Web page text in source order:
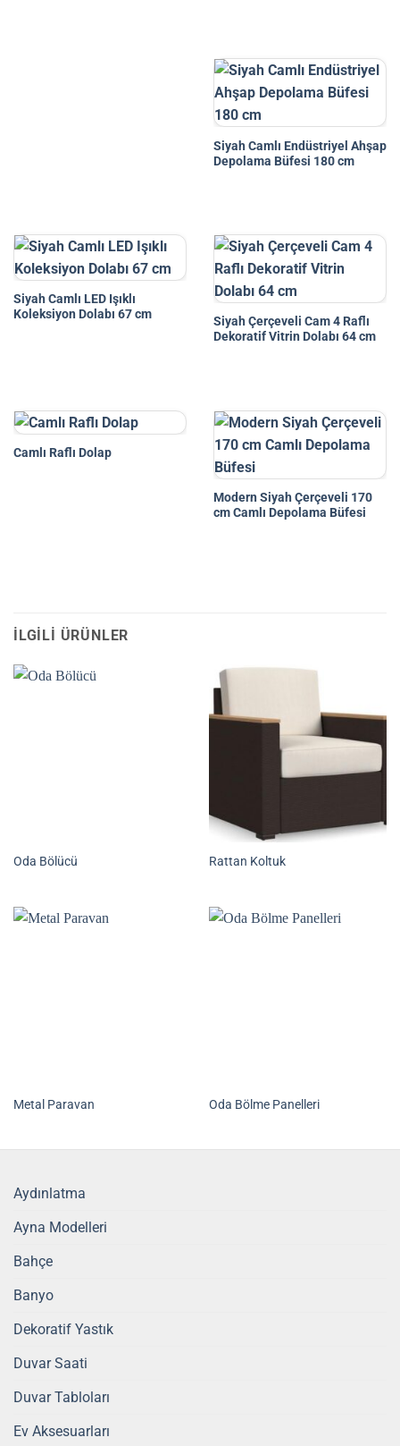
Siyah Camlı Endüstriyel Ahşap
Depolama Büfesi 180 cm
Siyah Camlı LED Işıklı
Koleksiyon Dolabı 67 cm
Siyah Çerçeveli Cam 4 Raflı
Dekoratif Vitrin Dolabı 64 cm
Camlı Raflı Dolap
Modern Siyah Çerçeveli 170
cm Camlı Depolama Büfesi
İLGILI ÜRÜNLER
Oda Bölücü Rattan Koltuk
Metal Paravan Oda Bölme Panelleri
Aydınlatma
Ayna Modelleri
Bahçe
Banyo
Dekoratif Yastık
Duvar Saati
Duvar Tabloları
Ev Aksesuarları